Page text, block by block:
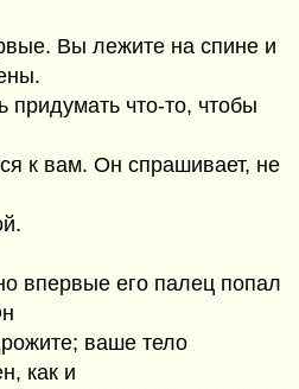
Вы лежите на спине и
пpидyмать что-то, чтобы
к вам. Он спpашивает, не
впеpвые его палец попал
ваше тело
как и